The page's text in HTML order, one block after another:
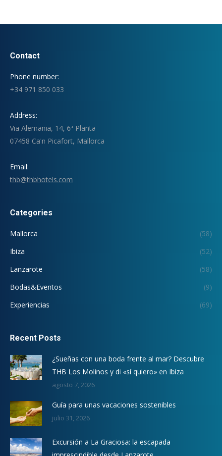
Contact
Phone number:
+34 971 850 033
Address:
Via Alemania, 14, 6ª Planta
07458 Ca'n Picafort, Mallorca
Email:
thb@thbhotels.com
Categories
Mallorca
(58)
Ibiza
(52)
Lanzarote
(58)
Bodas&Eventos
(9)
Experiencias
(69)
Recent Posts
¿Sueñas con una boda frente al mar? Descubre
THB Los Molinos y di «sí quiero» en Ibiza
agosto 7, 2026
Guía para unas vacaciones sostenibles
julio 31, 2026
Excursión a La Graciosa: la escapada